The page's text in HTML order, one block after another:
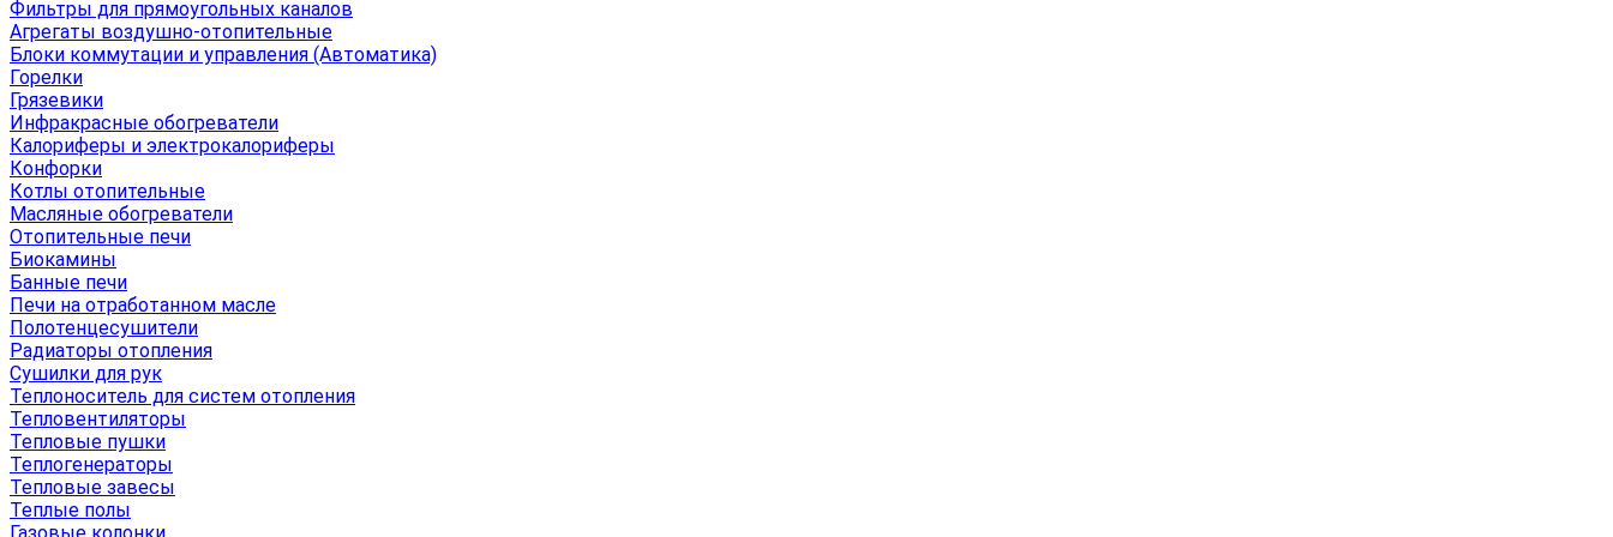
Фильтры для прямоугольных каналов
Агрегаты воздушно-отопительные
Блоки коммутации и управления (Автоматика)
Горелки
Грязевики
Инфракрасные обогреватели
Калориферы и электрокалориферы
Конфорки
Котлы отопительные
Масляные обогреватели
Отопительные печи
Биокамины
Банные печи
Печи на отработанном масле
Полотенцесушители
Радиаторы отопления
Сушилки для рук
Теплоноситель для систем отопления
Тепловентиляторы
Тепловые пушки
Теплогенераторы
Тепловые завесы
Теплые полы